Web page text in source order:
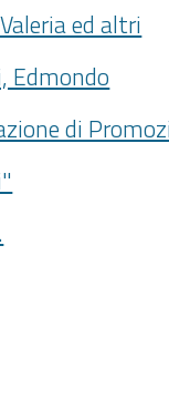
ed altri
Edmondo
di